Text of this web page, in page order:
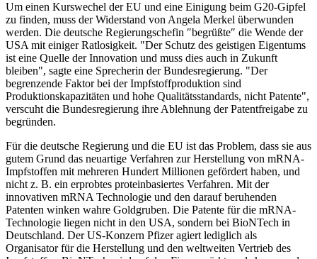
Um einen Kurswechel der EU und eine Einigung beim G20-Gipfel
zu finden, muss der Widerstand von Angela Merkel überwunden
werden. Die deutsche Regierungschefin ″begrüßte″ die Wende der
USA mit einiger Ratlosigkeit. "Der Schutz des geistigen Eigentums
ist eine Quelle der Innovation und muss dies auch in Zukunft
bleiben", sagte eine Sprecherin der Bundesregierung. "Der
begrenzende Faktor bei der Impfstoffproduktion sind
Produktionskapazitäten und hohe Qualitätsstandards, nicht Patente",
verscuht die Bundesregierung ihre Ablehnung der Patentfreigabe zu
begründen.
Für die deutsche Regierung und die EU ist das Problem, dass sie aus
gutem Grund das neuartige Verfahren zur Herstellung von mRNA-
Impfstoffen mit mehreren Hundert Millionen gefördert haben, und
nicht z. B. ein erprobtes proteinbasiertes Verfahren. Mit der
innovativen mRNA Technologie und den darauf beruhenden
Patenten winken wahre Goldgruben. Die Patente für die mRNA-
Technologie liegen nicht in den USA, sondern bei BioNTech in
Deutschland. Der US-Konzern Pfizer agiert lediglich als
Organisator für die Herstellung und den weltweiten Vertrieb des